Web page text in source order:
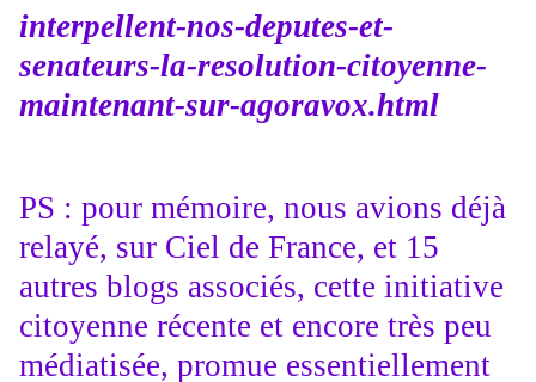
interpellent-nos-deputes-et-
senateurs-la-resolution-citoyenne-
maintenant-sur-agoravox.html
PS : pour mémoire, nous avions déjà
relayé, sur Ciel de France, et 15
autres blogs associés, cette initiative
citoyenne récente et encore très peu
médiatisée, promue essentiellement